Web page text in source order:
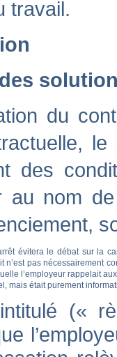
travail.
du
des
au nom
évitera le débat sur la
n’est pas nécessairement
l’employeur rappelait
mais était purement
(«